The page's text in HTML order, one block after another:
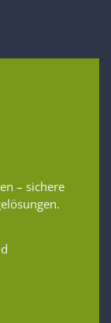
– sichere